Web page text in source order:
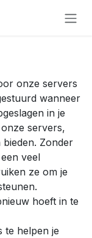
onze servers
wanneer
in je
servers,
Zonder
veel
ze om je
hoeft in te
te helpen je